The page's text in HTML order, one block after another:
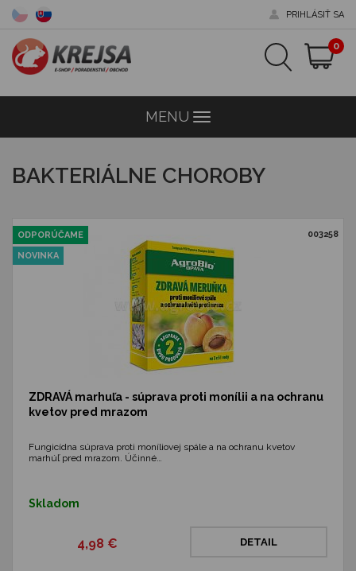
PRIHLÁSIŤ SA
0
MENU Menu
BAKTERIÁLNE CHOROBY
003258
ODPORÚČAME
NOVINKA
ZDRAVÁ marhuľa - súprava proti monílii a na ochranu
kvetov pred mrazom
Fungicídna súprava proti moníliovej spále a na ochranu kvetov
marhúľ pred mrazom. Účinné…
Skladom
4,98 € DETAIL